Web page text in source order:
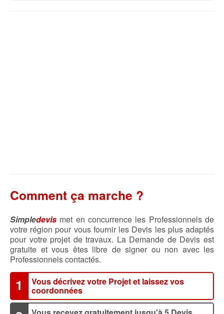
Comment ça marche ?
Simpledevis met en concurrence les Professionnels de
votre région pour vous fournir les Devis les plus adaptés
pour votre projet de travaux. La Demande de Devis est
gratuite et vous êtes libre de signer ou non avec les
Professionnels contactés.
1 Vous décrivez votre Projet et laissez vos
coordonnées